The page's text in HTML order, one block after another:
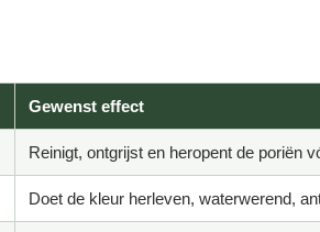
Gewenst effect
Reinigt, ontgrijst en heropent de poriën
Doet de kleur herleven, waterwerend,